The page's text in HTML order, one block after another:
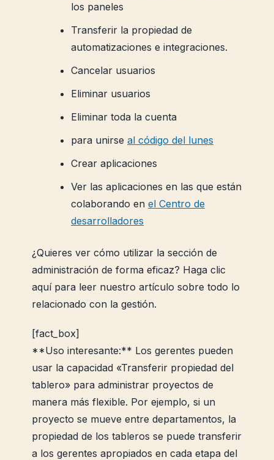
los paneles
Transferir la propiedad de
automatizaciones e integraciones.
Cancelar usuarios
Eliminar usuarios
Eliminar toda la cuenta
para unirse al código del lunes
Crear aplicaciones
Ver las aplicaciones en las que están
colaborando en el Centro de
desarrolladores
¿Quieres ver cómo utilizar la sección de
administración de forma eficaz? Haga clic
aquí para leer nuestro artículo sobre todo lo
relacionado con la gestión.
[fact_box]
**Uso interesante:** Los gerentes pueden
usar la capacidad «Transferir propiedad del
tablero» para administrar proyectos de
manera más flexible. Por ejemplo, si un
proyecto se mueve entre departamentos, la
propiedad de los tableros se puede transferir
a los gerentes apropiados en cada etapa del